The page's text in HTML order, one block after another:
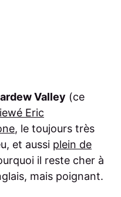
Valley (ce
Eric
, le toujours très
et aussi plein de
il reste cher à
mais poignant.